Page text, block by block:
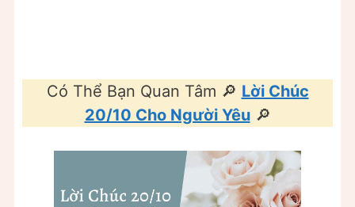
Có Thể Bạn Quan Tâm 🔎 Lời Chúc
20/10 Cho Người Yêu🔎